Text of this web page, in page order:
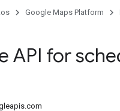
Google Maps Platform
API for